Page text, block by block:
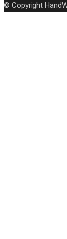
© Copyright